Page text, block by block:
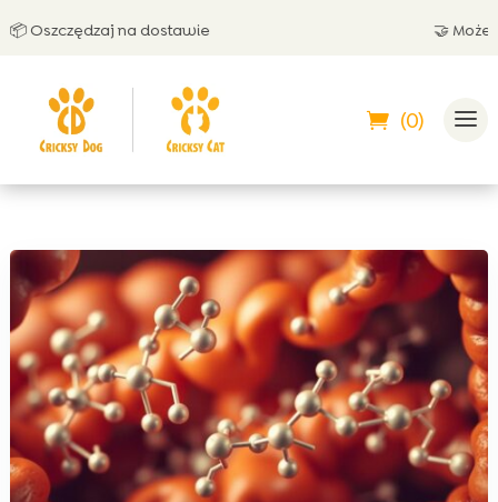
na dostawie 🤝 Możesz
(0)